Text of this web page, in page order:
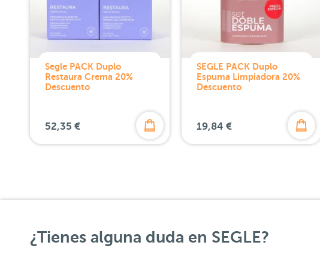
Segle PACK Duplo
Restaura Crema 20%
Descuento
52,35 €
SEGLE PACK Duplo
Espuma Limpiadora 20%
Descuento
19,84 €
¿Tienes alguna duda en SEGLE?